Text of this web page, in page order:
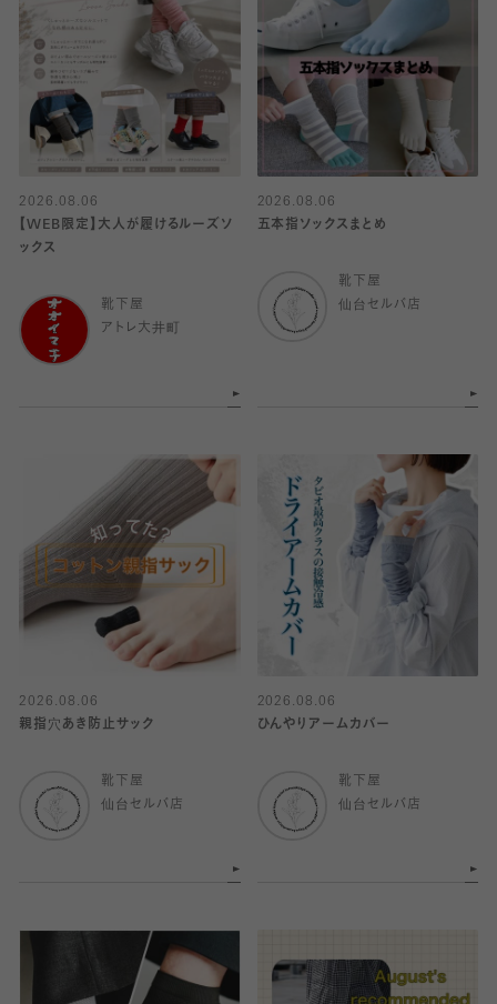
2026.08.06
【WEB限定】大人が履けるルーズソ
ックス
靴下屋
アトレ大井町
2026.08.06
五本指ソックスまとめ
靴下屋
仙台セルバ店
2026.08.06
親指穴あき防止サック
靴下屋
仙台セルバ店
2026.08.06
ひんやりアームカバー
靴下屋
仙台セルバ店